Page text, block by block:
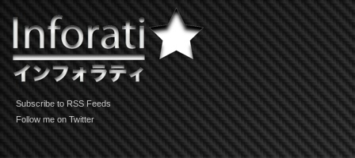
Subscribe to RSS Feeds
Follow me on Twitter